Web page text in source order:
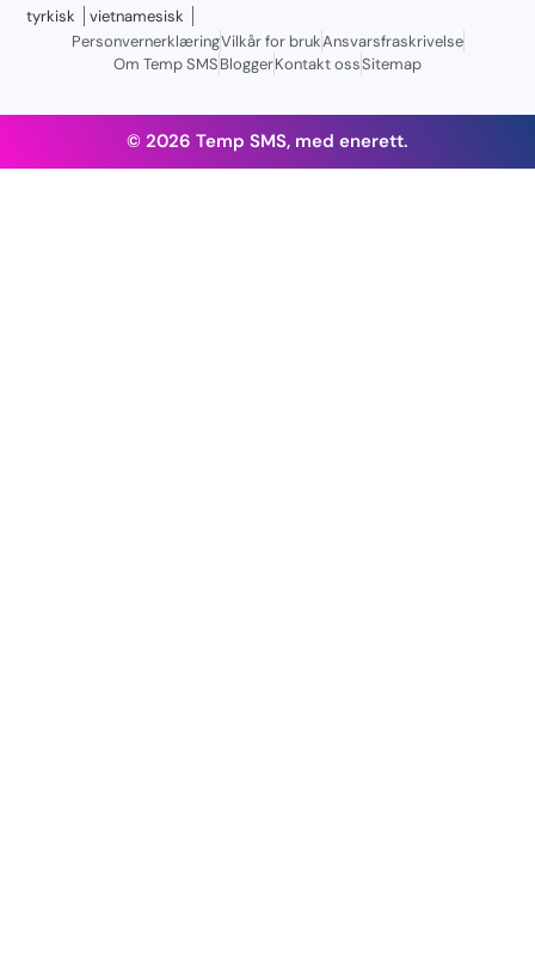
tyrkisk
vietnamesisk
PersonvernerklæringVilkår for brukAnsvarsfraskrivelse
Om Temp SMSBloggerKontakt ossSitemap
© 2026 Temp SMS, med enerett.